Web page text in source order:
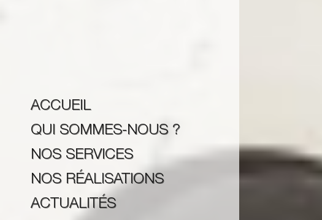
ACCUEIL
QUI SOMMES-NOUS ?
NOS SERVICES
NOS RÉALISATIONS
ACTUALITÉS